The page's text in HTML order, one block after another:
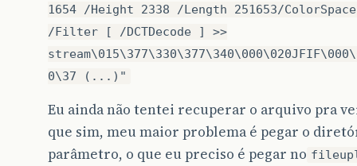
1654 /Height 2338 /Length 251653/
/Filter [ /DCTDecode ] >>
0\37 (...)"
Eu ainda não tentei recuperar o arquivo pra
que sim, meu maior problema é pegar o
parâmetro, o que eu preciso é pegar no